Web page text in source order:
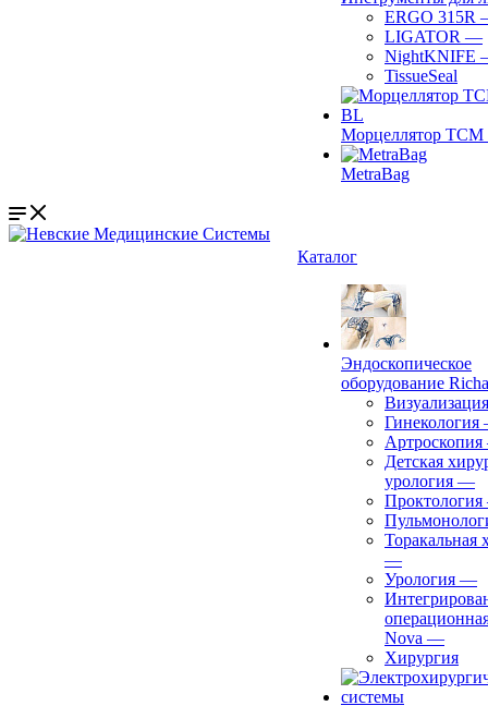
ERGO 315R
LIGATOR —
NightKNIFE
TissueSeal
Морцеллятор ТСМ
MetraBag
Каталог
Эндоскопическое
оборудование
Визуализация
Гинекология
Артроскопия
Детская
урология —
Проктология
Торакальная
—
Урология —
Nova —
Хирургия